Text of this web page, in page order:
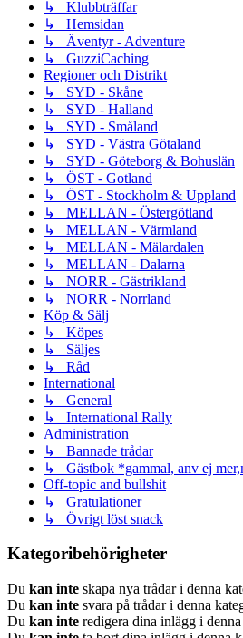
↳ Klubbträffar
↳ Hemsidan
↳ Äventyr - Adventure
↳ GuzziCaching
Regioner och Distrikt
↳ SYD - Skåne
↳ SYD - Halland
↳ SYD - Småland
↳ SYD - Västra Götaland
↳ SYD - Göteborg & Bohuslän
↳ ÖST - Gotland
↳ ÖST - Stockholm & Uppland
↳ MELLAN - Östergötland
↳ MELLAN - Värmland
↳ MELLAN - Mälardalen
↳ MELLAN - Dalarna
↳ NORR - Gästrikland
↳ NORR - Norrland
Köp & Sälj
↳ Köpes
↳ Säljes
↳ Råd
International
↳ General
↳ International Rally
Administration
↳ Bannade trådar
↳ Gästbok *gammal, anv ej
Off-topic and bullshit
↳ Gratulationer
↳ Övrigt löst snack
Kategoribehörigheter
Du kan inte skapa nya trådar i denna
Du kan inte svara på trådar i denna
Du kan inte redigera dina inlägg i